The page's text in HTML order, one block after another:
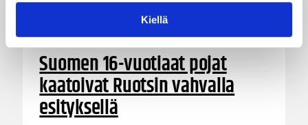
Kiellä
Suomen 16-vuotiaat pojat
kaatoivat Ruotsin vahvalla
esityksellä